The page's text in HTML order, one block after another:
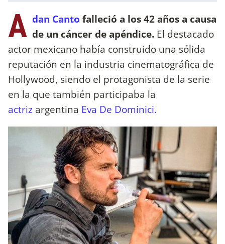
A dan Canto falleció a los 42 años a causa
de un cáncer de apéndice. El destacado
actor mexicano había construido una sólida
reputación en la industria cinematográfica de
Hollywood, siendo el protagonista de la serie
en la que también participaba la
actriz argentina Eva De Dominici.